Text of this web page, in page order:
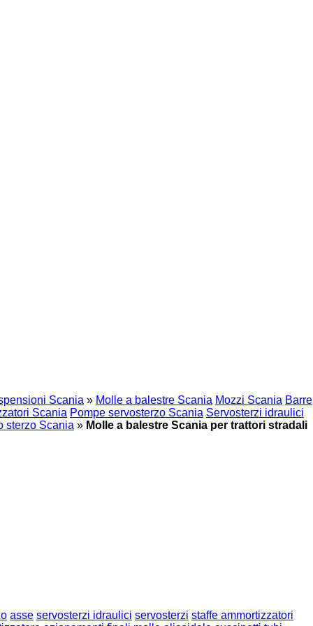
Scania » Molle a balestre Scania Mozzi Scania Barre
Scania Pompe servosterzo Scania Servosterzi idraulici
sterzo Scania » Molle a balestre Scania per trattori stradali
asse servosterzi idraulici servosterzi staffe ammortizzatori